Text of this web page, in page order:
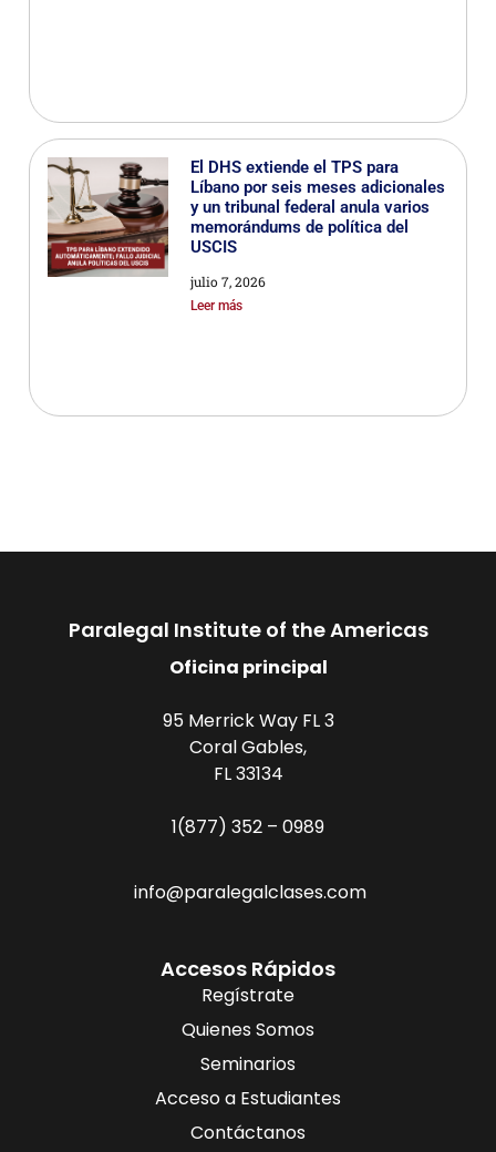
El DHS extiende el TPS para
Líbano por seis meses adicionales
y un tribunal federal anula varios
memorándums de política del
USCIS
julio 7, 2026
Leer más
Paralegal Institute of the Americas
Oficina principal
95 Merrick Way FL 3
Coral Gables,
FL 33134
1(877) 352 – 0989
info@paralegalclases.com
Accesos Rápidos
Regístrate
Quienes Somos
Seminarios
Acceso a Estudiantes
Contáctanos